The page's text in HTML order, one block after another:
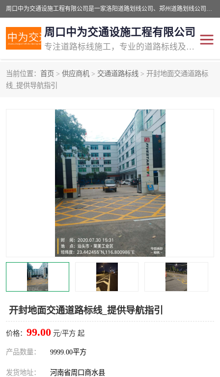
周口中为交通设施工程有限公司是一家洛阳道路划线公司、郑州道路划线公司、平顶山道路车位划线公司、开封车位划线公司、许昌道路车位划线公司、漯河道路车位划线公司，公司始终坚持“诚信、匠心、专注”的宗旨；我们的经营理念是：的服务。
周口中为交通设施工程有限公司
专注道路标线施工，专业的道路标线及交通设施施工服务商!
当前位置： 首页 > 供应商机 > 交通道路标线 > 开封地面交通道路标
线_提供导航指引
开封地面交通道路标线_提供导航指引
价格： 99.00 元/平方 起
产品数量： 9999.00平方
发货地址： 河南省周口商水县
交通道路标线
道路标线划线 马路标线
道路划线